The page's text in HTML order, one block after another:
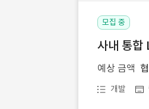
모집 중
사내 통합
예상 금액
개발